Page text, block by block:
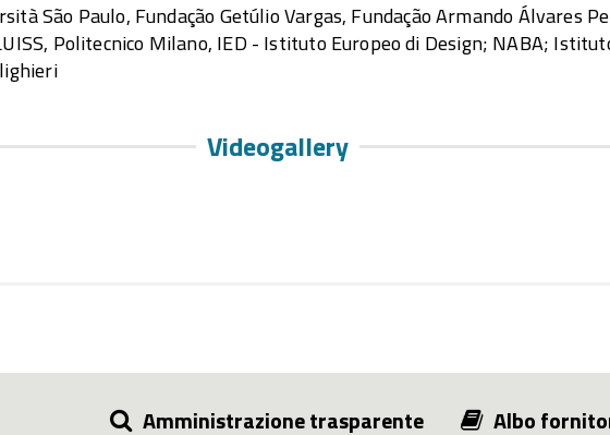
São Paulo, Fundação Getúlio Vargas, Fundação Armando Álvares
Politecnico Milano, IED - Istituto Europeo di Design; NABA;
Videogallery
Amministrazione trasparente Albo